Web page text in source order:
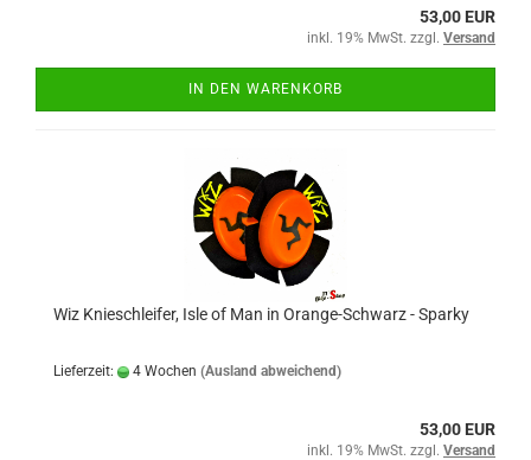
53,00 EUR
inkl. 19% MwSt. zzgl. Versand
IN DEN WARENKORB
Wiz Knieschleifer, Isle of Man in Orange-Schwarz - Sparky
Lieferzeit: 4 Wochen (Ausland abweichend)
53,00 EUR
inkl. 19% MwSt. zzgl. Versand